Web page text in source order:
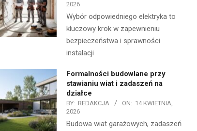
2026
Wybór odpowiedniego elektryka to
kluczowy krok w zapewnieniu
bezpieczeństwa i sprawności
instalacji
Formalności budowlane przy
stawianiu wiat i zadaszeń na
działce
BY: REDAKCJA ON: 14 KWIETNIA,
2026
Budowa wiat garażowych, zadaszeń